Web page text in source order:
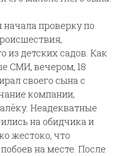
проверку по
из детских садов. Как
СМИ, вечером, 18
своего сына с
компании,
Неадекватные
на обидчика и
жестоко, что
на месте. После